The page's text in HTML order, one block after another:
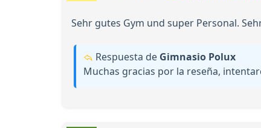
Sehr gutes Gym und super Personal.
Respuesta de Gimnasio Polux
Muchas gracias por la reseña,